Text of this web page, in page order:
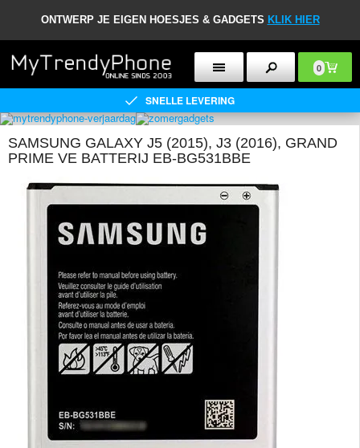
ONTWERP JE EIGEN HOESJES & GADGETS KLIK HIER
0
SNELLE LEVERING
SAMSUNG GALAXY J5 (2015), J3 (2016), GRAND
PRIME VE BATTERIJ EB-BG531BBE